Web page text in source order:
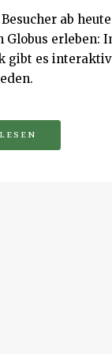
ab heute
Globus erleben:
gibt es